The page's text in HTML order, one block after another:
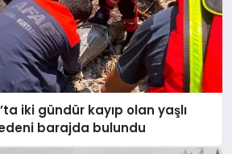
iki gündür kayıp olan yaşlı
barajda bulundu